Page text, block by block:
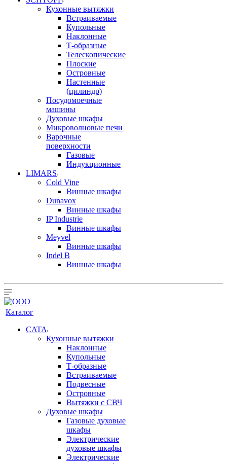
Кухонные вытяжки
Встраиваемые
Купольные
Наклонные
Т-образные
Телескопические
Плоские
Островные
Настенные
(цилиндр)
Посудомоечные
машины
Духовые шкафы
Микроволновые печи
Варочные
поверхности
Газовые
Индукционные
LIMARS
Cold Vine
Винные шкафы
Dunavox
Винные шкафы
IP Industrie
Винные шкафы
Meyvel
Винные шкафы
Indel B
Винные шкафы
Каталог
CATA
Кухонные вытяжки
Наклонные
Купольные
Т-образные
Встраиваемые
Подвесные
Островные
Вытяжки с СВЧ
Духовые шкафы
Газовые духовые
шкафы
Электрические
духовые шкафы
Электрические